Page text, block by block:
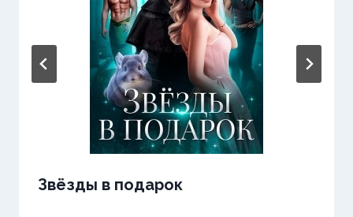
Звёзды в подарок